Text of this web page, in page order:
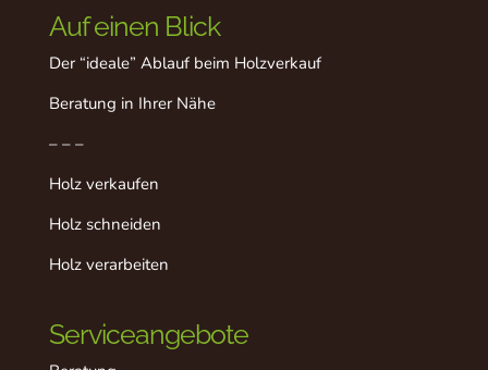
Auf einen Blick
Der “ideale” Ablauf beim Holzverkauf
Beratung in Ihrer Nähe
– – –
Holz verkaufen
Holz schneiden
Holz verarbeiten
Serviceangebote